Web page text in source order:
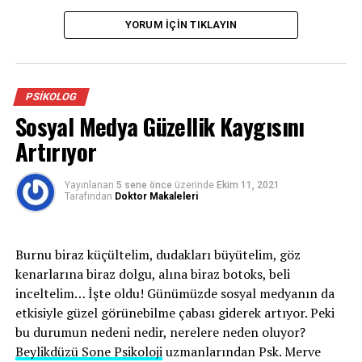
Yıpranmamış, iyi giden bir ilişkide haftada bir çatışma
yaşandığı gözlenmiştir. Sıkıntılı ilişkilerde günde bir ya
Çatışma yaşayan çiftler konunun kendilerine göre
önemine, yaşanan çatışmaların sıklığına, tarafların konu
üzerine getirdikleri çözüm önerilerine göre çatışmayı
bitirip bitirmemeye karar verirler. Uzmanlar çatışmayı
yönetebilmek ve doğru şekilde sonuçlandırmak için bazı
ilkelere dikkat etmek gerektiğini açıklamıştır.
Çatışmayla Başa Çıkma Yöntemleri
– Uzlaşmaya hazır olun.
– Tarafsız bir yerlerde konuşun.
– Aç ya da yorgun olduğunuzda çatışmadan uzak durun.
– Kendinize zaman tanıyın, aceleye getirmeyin.
– Mizah anlayışımızı hazır tutun.
– Dürüstçe kavga edin, suçlamaktan kaçının.
YORUM İÇIN TIKLAYIN
PSIKOLOG
Sosyal Medya Güzellik Kaygısını
Artırıyor
Yayınlanan 5 sene önce üzerinde Ekim 11, 2021
Tarafından Doktor Makaleleri
Burnu biraz küçültelim, dudakları büyütelim, göz
kenarlarına biraz dolgu, alına biraz botoks, beli
inceltelim… İşte oldu! Günümüzde sosyal medyanın da
etkisiyle güzel görünebilme çabası giderek artıyor. Peki
bu durumun nedeni nedir, nerelere neden oluyor?
Beylikdüzü Sone Psikolojiuzmanlarından Psk. Merve